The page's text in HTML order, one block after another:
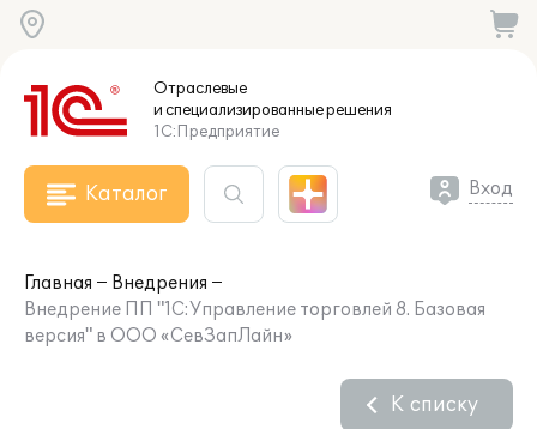
Отраслевые
и специализированныерешения
1С:Предприятие
Каталог Вход
Главная
Внедрения
Внедрение ПП "1С:Управление торговлей 8. Базовая
версия" в ООО «СевЗапЛайн»
К списку